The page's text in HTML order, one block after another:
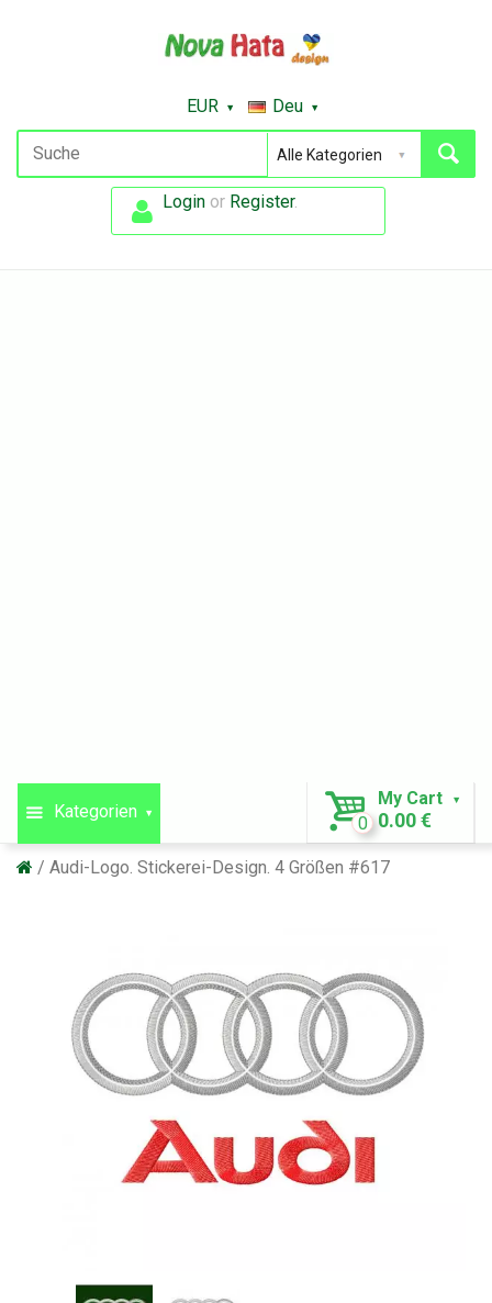
EUR Deu
Login or Register.
Kategorien
My Cart
0 0.00 €
Audi-Logo. Stickerei-Design. 4 Größen #617